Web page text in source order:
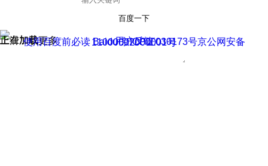
百度一下
正在加载
上滑加载更多 用户反馈
使用百度前必读 Baidu 京ICP证030173号
京公网安备11000002000001号